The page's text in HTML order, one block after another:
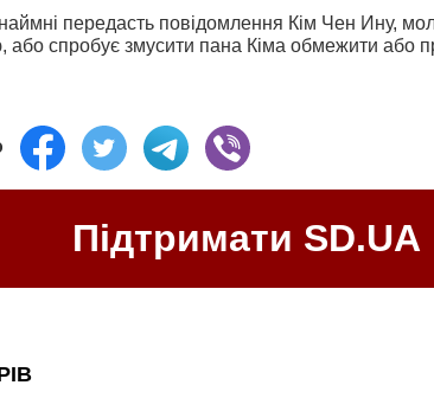
передасть повідомлення Кім Чен Ину,
або спробує змусити пана Кіма обмежити або
Підтримати SD.UA